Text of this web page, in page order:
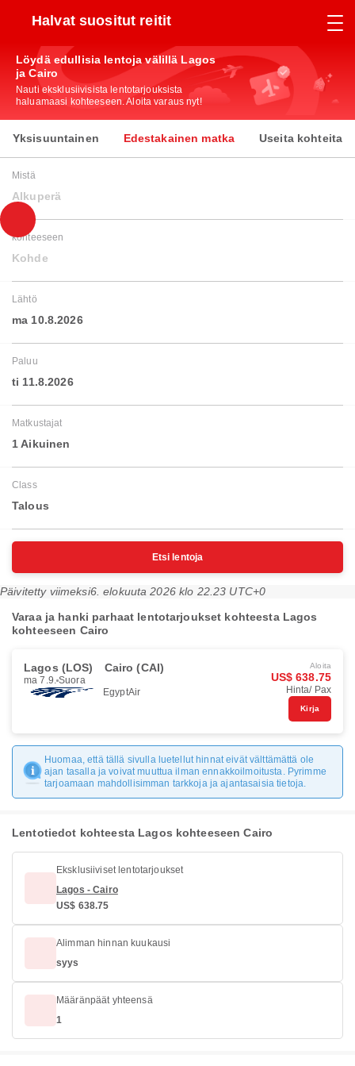
Halvat suositut reitit
Löydä edullisia lentoja välillä Lagos
ja Cairo
Nauti eksklusiivisista lentotarjouksista
haluamaasi kohteeseen. Aloita varaus nyt!
Yksisuuntainen Edestakainen matka Useita kohteita
Mistä
Alkuperä
kohteeseen
Kohde
Lähtö
ma 10.8.2026
Paluu
ti 11.8.2026
Matkustajat
1 Aikuinen
Class
Talous
Etsi lentoja
Päivitetty viimeksi6. elokuuta 2026 klo 22.23 UTC+0
Varaa ja hanki parhaat lentotarjoukset kohteesta Lagos
kohteeseen Cairo
Lagos (LOS) Cairo (CAI)
ma 7.9. Suora
EgyptAir
Aloita
US$ 638.75
Hinta/ Pax
Kirja
Huomaa, että tällä sivulla luetellut hinnat eivät välttämättä ole
ajan tasalla ja voivat muuttua ilman ennakkoilmoitusta. Pyrimme
tarjoamaan mahdollisimman tarkkoja ja ajantasaisia tietoja.
Lentotiedot kohteesta Lagos kohteeseen Cairo
Eksklusiiviset lentotarjoukset
Lagos - Cairo
US$ 638.75
Alimman hinnan kuukausi
syys
Määränpäät yhteensä
1